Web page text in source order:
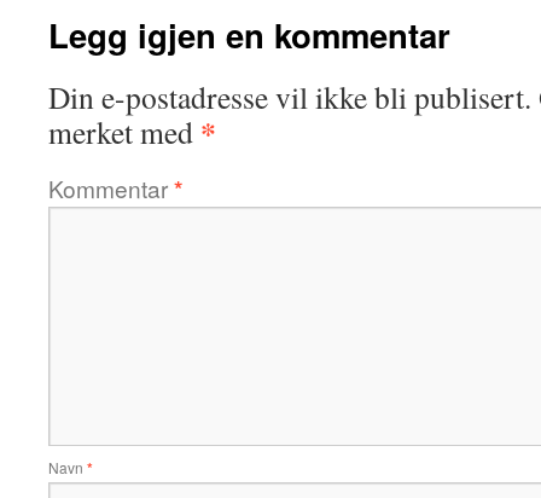
Legg igjen en kommentar
Din e-postadresse vil ikke bli publisert.
merket med *
Kommentar*
Navn *